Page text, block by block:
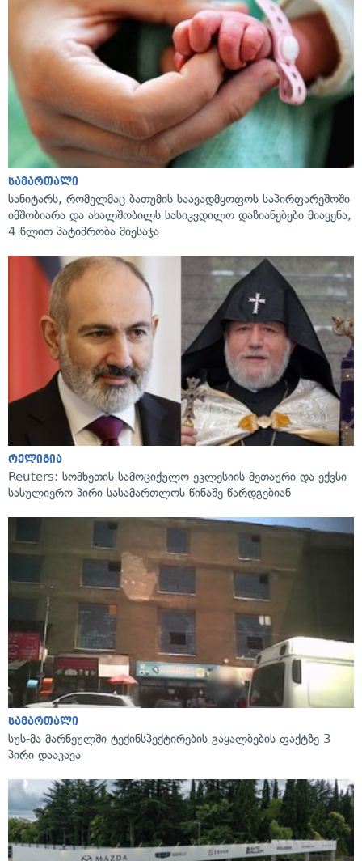
სამართალი
სანიტარს, რომელმაც ბათუმის საავადმყოფოს საპირფარეშოში
იმშობიარა და ახალშობილს სასიკვდილო დაზიანებები მიაყენა,
4 წლით პატიმრობა მიესაჯა
რელიგია
Reuters: სომხეთის სამოციქულო ეკლესიის მეთაური და ექვსი
სასულიერო პირი სასამართლოს წინაშე წარდგებიან
სამართალი
სუს-მა მარნეულში ტექინსპექტირების გაყალბების ფაქტზე 3
პირი დააკავა